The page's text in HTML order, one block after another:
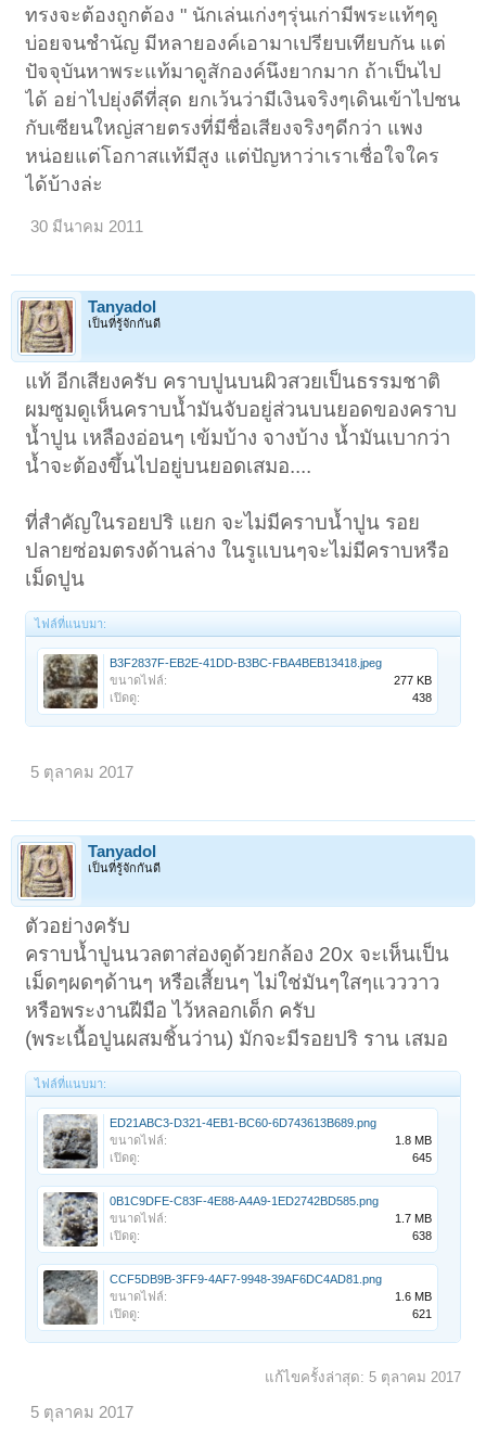
ทรงจะต้องถูกต้อง " นักเล่นเก่งๆรุ่นเก่ามีพระแท้ๆดู
บ่อยจนชำนัญ มีหลายองค์เอามาเปรียบเทียบกัน แต่
ปัจจุบันหาพระแท้มาดูสักองค์นึงยากมาก ถ้าเป็นไป
ได้ อย่าไปยุ่งดีที่สุด ยกเว้นว่ามีเงินจริงๆเดินเข้าไปชน
กับเซียนใหญ่สายตรงที่มีชื่อเสียงจริงๆดีกว่า แพง
หน่อยแต่โอกาสแท้มีสูง แต่ปัญหาว่าเราเชื่อใจใคร
ได้บ้างล่ะ
30 มีนาคม 2011
Tanyadol
เป็นที่รู้จักกันดี
แท้ อีกเสียงครับ คราบปูนบนผิวสวยเป็นธรรมชาติ
ผมซูมดูเห็นคราบน้ำมันจับอยู่ส่วนบนยอดของคราบ
น้ำปูน เหลืองอ่อนๆ เข้มบ้าง จางบ้าง น้ำมันเบากว่า
น้ำจะต้องขึ้นไปอยู่บนยอดเสมอ....
ที่สำคัญในรอยปริ แยก จะไม่มีคราบน้ำปูน รอย
ปลายซ่อมตรงด้านล่าง ในรูแบนๆจะไม่มีคราบหรือ
เม็ดปูน
ไฟล์ที่แนบมา:
B3F2837F-EB2E-41DD-B3BC-FBA4BEB13418.jpeg
ขนาดไฟล์:
277 KB
เปิดดู:
438
5 ตุลาคม 2017
Tanyadol
เป็นที่รู้จักกันดี
ตัวอย่างครับ
คราบน้ำปูนนวลตาส่องดูด้วยกล้อง 20x จะเห็นเป็น
เม็ดๆผดๆด้านๆ หรือเสี้ยนๆ ไม่ใช่มันๆใสๆแวววาว
หรือพระงานฝีมือ ไว้หลอกเด็ก ครับ
(พระเนื้อปูนผสมชิ้นว่าน) มักจะมีรอยปริ ราน เสมอ
ไฟล์ที่แนบมา:
ED21ABC3-D321-4EB1-BC60-6D743613B689.png
ขนาดไฟล์:
1.8 MB
เปิดดู:
645
0B1C9DFE-C83F-4E88-A4A9-1ED2742BD585.png
ขนาดไฟล์:
1.7 MB
เปิดดู:
638
CCF5DB9B-3FF9-4AF7-9948-39AF6DC4AD81.png
ขนาดไฟล์:
1.6 MB
เปิดดู:
621
แก้ไขครั้งล่าสุด: 5 ตุลาคม 2017
5 ตุลาคม 2017